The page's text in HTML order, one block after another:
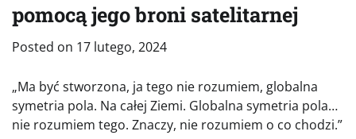
pomocą jego broni satelitarnej
Posted on 17 lutego, 2024
„Ma być stworzona, ja tego nie rozumiem, globalna
symetria pola. Na całej Ziemi. Globalna symetria pola…
nie rozumiem tego. Znaczy, nie rozumiem o co chodzi.”